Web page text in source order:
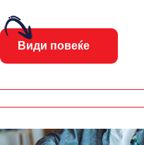
Види повеќе